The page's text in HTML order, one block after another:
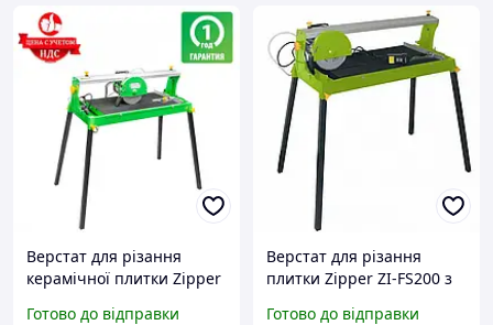
Верстат для різання
керамічної плитки Zipper
Готово до відправки
Верстат для різання
плитки Zipper ZI-FS200 з
Готово до відправки